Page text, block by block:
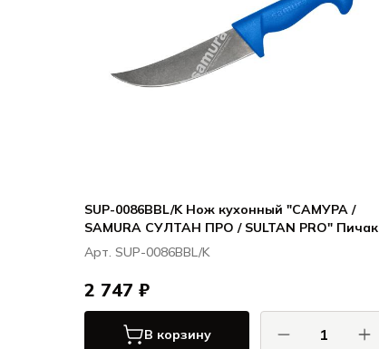
SUP-0086BBL/K Нож кухонный "САМУРА /
SAMURA СУЛТАН ПРО / SULTAN PRO" Пичак
161 мм, ТЭП синий, AUS-8 с галт.
Арт. SUP-0086BBL/K
2 747 ₽
В корзину